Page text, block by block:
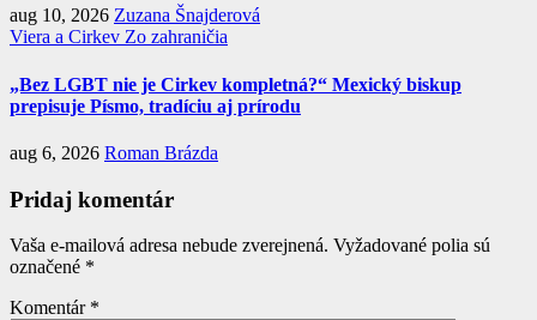
aug 10, 2026 Zuzana Šnajderová
Viera a Cirkev Zo zahraničia
„Bez LGBT nie je Cirkev kompletná?“ Mexický biskup
prepisuje Písmo, tradíciu aj prírodu
aug 6, 2026 Roman Brázda
Pridaj komentár
Vaša e-mailová adresa nebude zverejnená. Vyžadované polia sú
označené *
Komentár *